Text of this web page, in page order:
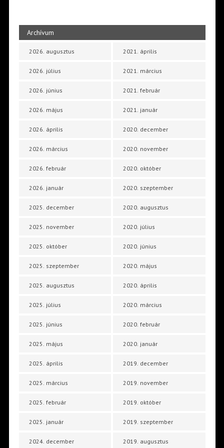
Archívum
2026. augusztus
2026. július
2026. június
2026. május
2026. április
2026. március
2026. február
2026. január
2025. december
2025. november
2025. október
2025. szeptember
2025. augusztus
2025. július
2025. június
2025. május
2025. április
2025. március
2025. február
2025. január
2024. december
2021. április
2021. március
2021. február
2021. január
2020. december
2020. november
2020. október
2020. szeptember
2020. augusztus
2020. július
2020. június
2020. május
2020. április
2020. március
2020. február
2020. január
2019. december
2019. november
2019. október
2019. szeptember
2019. augusztus